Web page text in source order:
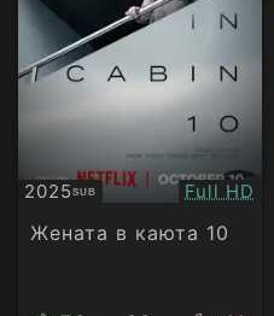
2025SUB
Субтитри Качество:
Full HD
Жената в каюта 10